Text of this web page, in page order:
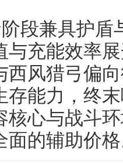
段兼具护
与充能效率
西风猎弓偏
存能力，终
核心与战斗
面的辅助价